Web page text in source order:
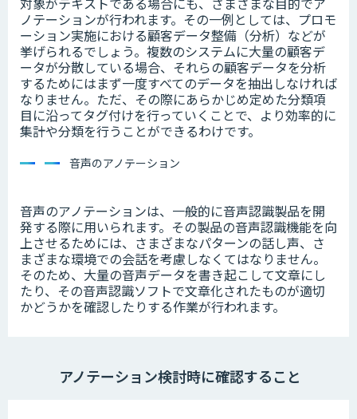
ノテーションが行われます。その一例としては、プロモ
ーション実施における顧客データ整備（分析）などが
挙げられるでしょう。複数のシステムに大量の顧客デ
ータが分散している場合、それらの顧客データを分析
するためにはまず一度すべてのデータを抽出しなければ
なりません。ただ、その際にあらかじめ定めた分類項
目に沿ってタグ付けを行っていくことで、より効率的に
集計や分類を行うことができるわけです。
音声のアノテーション
音声のアノテーションは、一般的に音声認識製品を開
発する際に用いられます。その製品の音声認識機能を向
上させるためには、さまざまなパターンの話し声、さ
まざまな環境での会話を考慮しなくてはなりません。
そのため、大量の音声データを書き起こして文章にし
たり、その音声認識ソフトで文章化されたものが適切
かどうかを確認したりする作業が行われます。
アノテーション検討時に確認すること